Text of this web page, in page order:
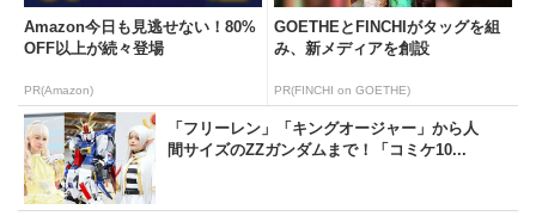
Amazon今日も見逃せない！80%
OFF以上が続々登場
PR(Amazon)
GOETHEとFINCHIがタッグを組
み、新メディアを創設
PR(FINCHI on GOETHE)
「フリーレン」「キングオージャー」から人
間サイズのZZガンダムまで！「コミケ10...